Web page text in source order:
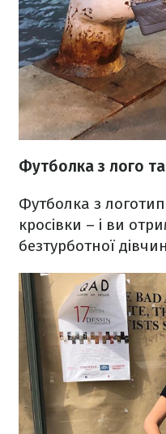
Футболка з лого
Футболка з
кросівки – і ви
безтурботної